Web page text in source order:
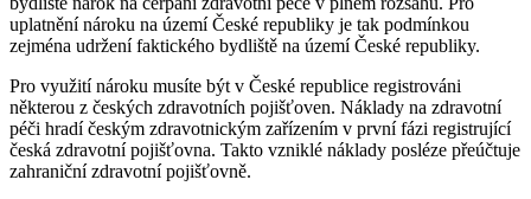
uplatnění nároku na území České republiky je tak podmínkou
zejména udržení faktického bydliště na území České republiky.
Pro využití nároku musíte být v České republice registrováni
některou z českých zdravotních pojišťoven. Náklady na zdravotní
péči hradí českým zdravotnickým zařízením v první fázi registrující
česká zdravotní pojišťovna. Takto vzniklé náklady posléze přeúčtuje
zahraniční zdravotní pojišťovně.